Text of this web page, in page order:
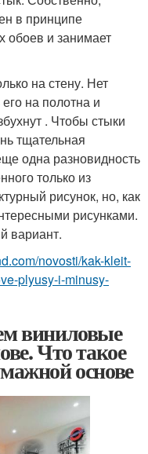
в принципе
обоев и занимает
на стену. Нет
на полотна и
. Чтобы стыки
тщательная
одна разновидность
только из
рисунок, но, как
рисунками.
вариант.
novosti/kak-kleit-
plyusy-i-minusy-
виниловые
Что такое
основе